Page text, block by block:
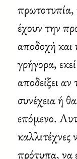
έχουν την
αποδοχή και
γρήγορα,
αποδείξει
συνέχεια ή
επόμενο.
πρότυπα, να